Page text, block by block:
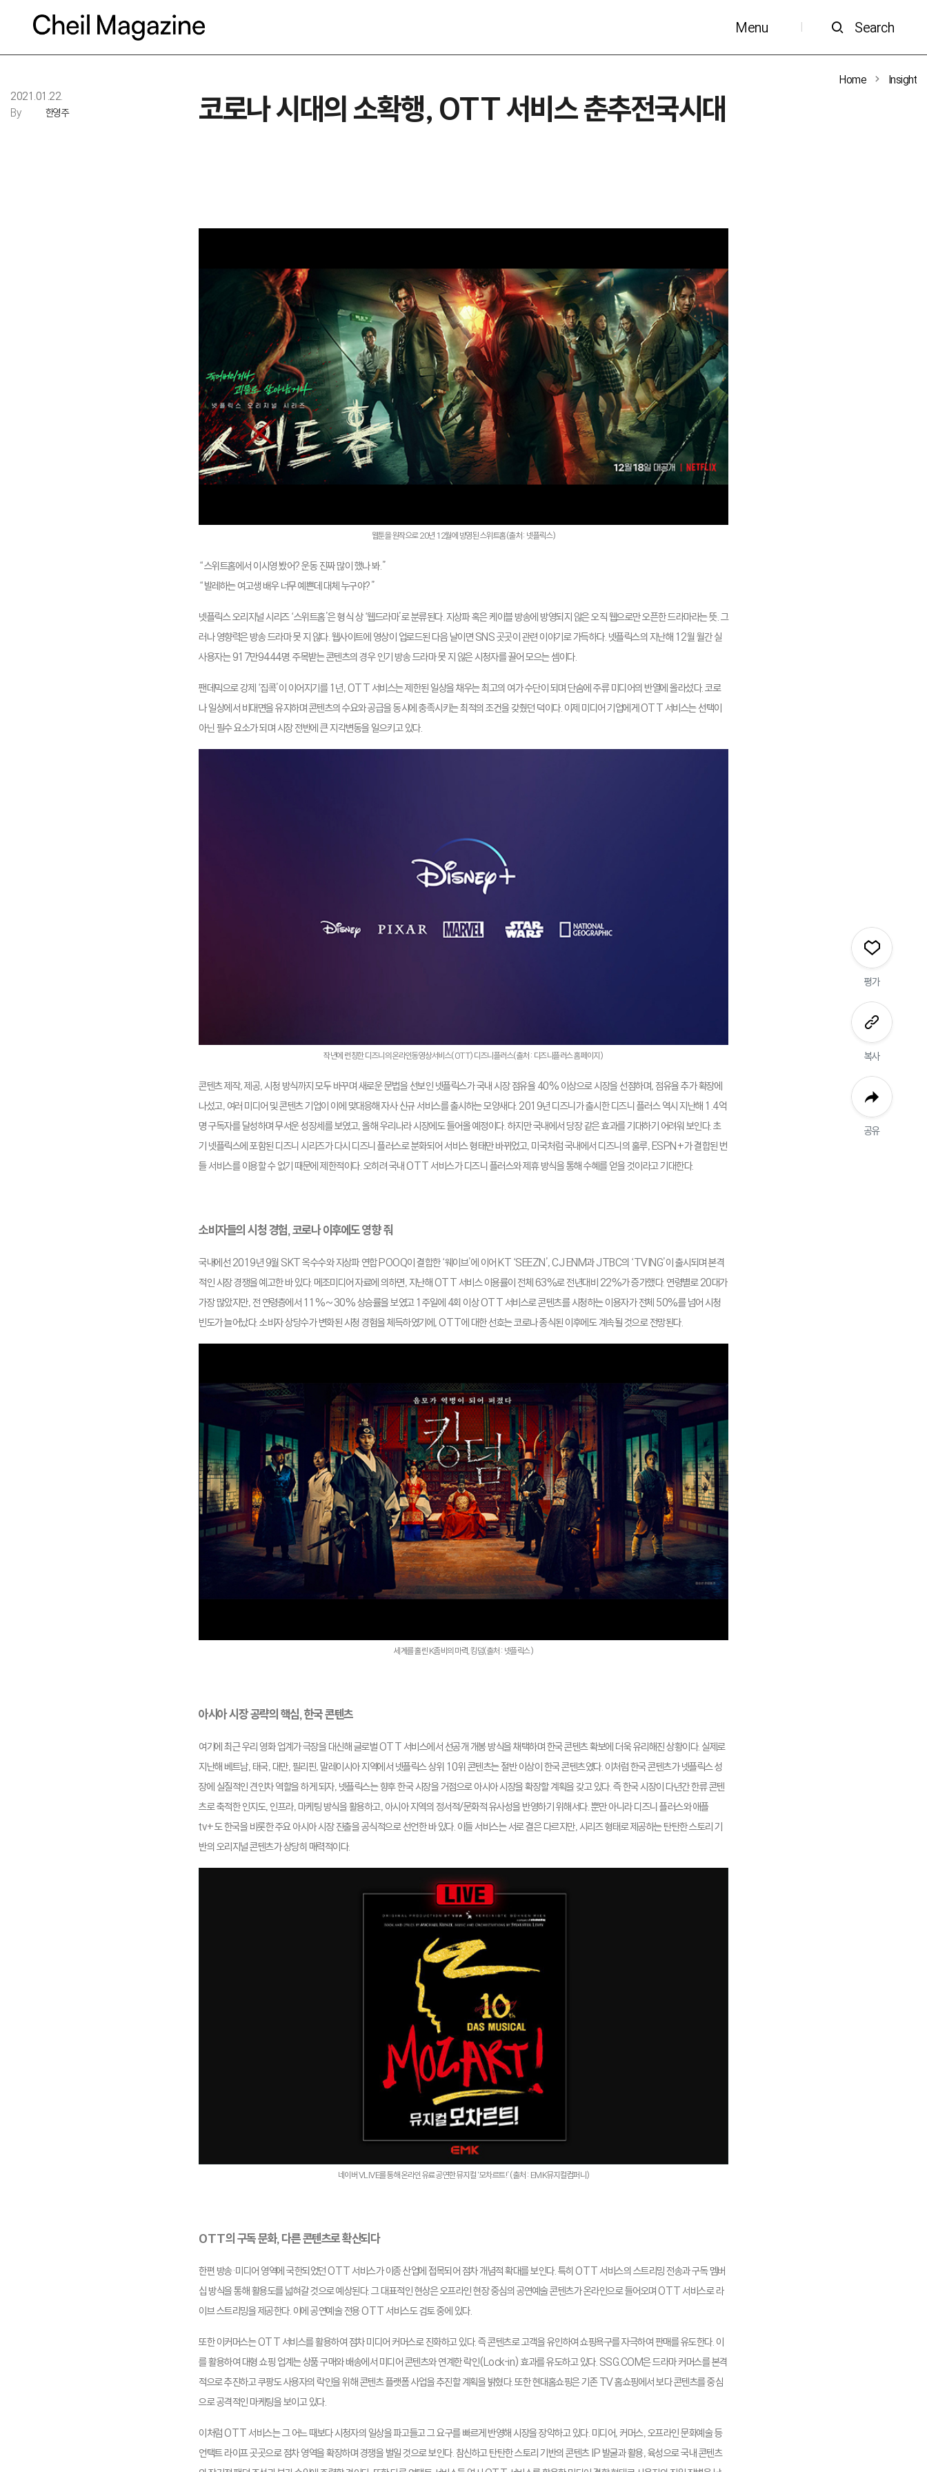
Menu Search
Home
Insight
2021.01.22.
By
한영주 코로나 시대의 소확행, OTT 서비스 춘추전국시대
웹툰을 원작으로 20년 12월에 방영된 스위트홈(출처: 넷플릭스)
“스위트홈에서 이시영 봤어? 운동 진짜 많이 했나 봐.”
“발레하는 여고생 배우 너무 예쁜데 대체 누구야?”
넷플릭스 오리지널 시리즈 ‘스위트홈’은 형식 상 ‘웹드라마’로 분류된다. 지상파 혹은 케이블 방송에 방영되지 않은 오직 웹으로만 오픈한 드라마라는 뜻. 그
러나 영향력은 방송 드라마 못 지 않다. 웹사이트에 영상이 업로드된 다음 날이면 SNS 곳곳이 관련 이야기로 가득하다. 넷플릭스의 지난해 12월 월간 실
사용자는 917만9444명. 주목받는 콘텐츠의 경우 인기 방송 드라마 못 지 않은 시청자를 끌어 모으는 셈이다.
팬데믹으로 강제 ‘집콕’이 이어지기를 1년, OTT 서비스는 제한된 일상을 채우는 최고의 여가 수단이 되며 단숨에 주류 미디어의 반열에 올라섰다. 코로
나 일상에서 비대면을 유지하며 콘텐츠의 수요와 공급을 동시에 충족시키는 최적의 조건을 갖췄던 덕이다. 이제 미디어 기업에게 OTT 서비스는 선택이
아닌 필수 요소가 되며 시장 전반에 큰 지각변동을 일으키고 있다.
작년에 런칭한 디즈니의 온라인동영상서비스(OTT) 디즈니플러스(출처: 디즈니플러스 홈페이지)
콘텐츠 제작, 제공, 시청 방식까지 모두 바꾸며 새로운 문법을 선보인 넷플릭스가 국내 시장 점유율 40% 이상으로 시장을 선점하며, 점유율 추가 확장에
나섰고, 여러 미디어 및 콘텐츠 기업이 이에 맞대응해 자사 신규 서비스를 출시하는 모양새다. 2019년 디즈니가 출시한 디즈니 플러스 역시 지난해 1.4억
명 구독자를 달성하며 무서운 성장세를 보였고, 올해 우리나라 시장에도 들어올 예정이다. 하지만 국내에서 당장 같은 효과를 기대하기 어려워 보인다. 초
기 넷플릭스에 포함된 디즈니 시리즈가 다시 디즈니 플러스로 분화되어 서비스 형태만 바뀌었고, 미국처럼 국내에서 디즈니의 훌루, ESPN+가 결합된 번
들 서비스를 이용할 수 없기 때문에 제한적이다. 오히려 국내 OTT 서비스가 디즈니 플러스와 제휴 방식을 통해 수혜를 얻을 것이라고 기대한다.
소비자들의 시청 경험, 코로나 이후에도 영향 줘
국내에선 2019년 9월 SKT 옥수수와 지상파 연합 POOQ이 결합한 ‘웨이브’에 이어 KT ‘SEEZN’, CJ ENM과 JTBC의 ‘TVING’이 출시되며 본격
적인 시장 경쟁을 예고한 바 있다. 메조미디어 자료에 의하면, 지난해 OTT 서비스 이용률이 전체 63%로 전년대비 22%가 증가했다. 연령별로 20대가
가장 많았지만, 전 연령층에서 11%~30% 상승률을 보였고 1주일에 4회 이상 OTT 서비스로 콘텐츠를 시청하는 이용자가 전체 50%를 넘어 시청
빈도가 늘어났다. 소비자 상당수가 변화된 시청 경험을 체득하였기에, OTT에 대한 선호는 코로나 종식된 이후에도 계속될 것으로 전망된다.
세계를 홀린 K좀비의 마력, 킹덤(출처: 넷플릭스)
아시아 시장 공략의 핵심, 한국 콘텐츠
여기에 최근 우리 영화 업계가 극장을 대신해 글로벌 OTT 서비스에서 선공개 개봉 방식을 채택하며 한국 콘텐츠 확보에 더욱 유리해진 상황이다. 실제로
지난해 베트남, 태국, 대만, 필리핀, 말레이시아 지역에서 넷플릭스 상위 10위 콘텐츠는 절반 이상이 한국 콘텐츠였다. 이처럼 한국 콘텐츠가 넷플릭스 성
장에 실질적인 견인차 역할을 하게 되자, 넷플릭스는 향후 한국 시장을 거점으로 아시아 시장을 확장할 계획을 갖고 있다. 즉 한국 시장이 다년간 한류 콘텐
츠로 축적한 인지도, 인프라, 마케팅 방식을 활용하고, 아시아 지역의 정서적/문화적 유사성을 반영하기 위해서다. 뿐만 아니라 디즈니 플러스와 애플
tv+도 한국을 비롯한 주요 아시아 시장 진출을 공식적으로 선언한 바 있다. 이들 서비스는 서로 결은 다르지만, 시리즈 형태로 제공하는 탄탄한 스토리 기
반의 오리지널 콘텐츠가 상당히 매력적이다.
네이버 VLIVE를 통해 온라인 유료 공연한 뮤지컬 ‘모차르트!’ (출처: EMK뮤지컬컴퍼니)
OTT의 구독 문화, 다른 콘텐츠로 확산되다
한편 방송·미디어 영역에 국한되었던 OTT 서비스가 이종 산업에 접목되어 점차 개념적 확대를 보인다. 특히 OTT 서비스의 스트리밍 전송과 구독 멤버
십 방식을 통해 활용도를 넓혀갈 것으로 예상된다. 그 대표적인 현상은 오프라인 현장 중심의 공연예술 콘텐츠가 온라인으로 들어오며 OTT 서비스로 라
이브 스트리밍을 제공한다. 이에 공연예술 전용 OTT 서비스도 검토 중에 있다.
또한 이커머스는 OTT 서비스를 활용하여 점차 미디어 커머스로 진화하고 있다. 즉 콘텐츠로 고객을 유인하여 쇼핑욕구를 자극하여 판매를 유도한다. 이
를 활용하여 대형 쇼핑 업계는 상품 구매와 배송에서 미디어 콘텐츠와 연계한 락인(Lock-in) 효과를 유도하고 있다. SSG.COM은 드라마 커머스를 본격
적으로 추진하고 쿠팡도 사용자의 락인을 위해 콘텐츠 플랫폼 사업을 추진할 계획을 밝혔다. 또한 현대홈쇼핑은 기존 TV 홈쇼핑에서 보다 콘텐츠를 중심
으로 공격적인 마케팅을 보이고 있다.
이처럼 OTT 서비스는 그 어느 때보다 시청자의 일상을 파고들고 그 요구를 빠르게 반영해 시장을 장악하고 있다. 미디어, 커머스, 오프라인 문화예술 등
언택트 라이프 곳곳으로 점차 영역을 확장하며 경쟁을 벌일 것으로 보인다. 참신하고 탄탄한 스토리 기반의 콘텐츠 IP 발굴과 활용, 육성으로 국내 콘텐츠
평가
복사
공유